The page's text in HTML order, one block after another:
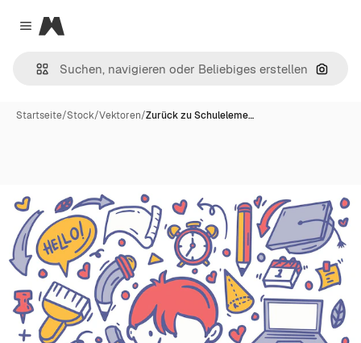
Close menu
Magnific
Nach
Startseite/Stock/Vektoren/Zurück zu Schuleleme…